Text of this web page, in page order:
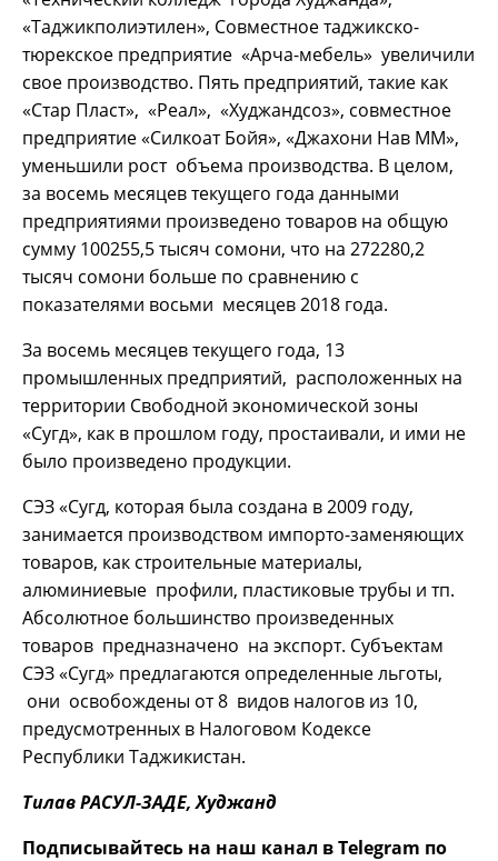
«Таджикполиэтилен», Совместное таджикско-
тюрекское предприятие «Арча-мебель» увеличили
свое производство. Пять предприятий, такие как
«Стар Пласт», «Реал», «Худжандсоз», совместное
предприятие «Силкоат Бойя», «Джахони Нав ММ»,
уменьшили рост объема производства. В целом,
за восемь месяцев текущего года данными
предприятиями произведено товаров на общую
сумму 100255,5 тысяч сомони, что на 272280,2
тысяч сомони больше по сравнению с
показателями восьми месяцев 2018 года.
За восемь месяцев текущего года, 13
промышленных предприятий, расположенных на
территории Свободной экономической зоны
«Сугд», как в прошлом году, простаивали, и ими не
было произведено продукции.
СЭЗ «Сугд, которая была создана в 2009 году,
занимается производством импорто-заменяющих
товаров, как строительные материалы,
алюминиевые профили, пластиковые трубы и тп.
Абсолютное большинство произведенных
товаров предназначено на экспорт. Субъектам
СЭЗ «Сугд» предлагаются определенные льготы,
они освобождены от 8 видов налогов из 10,
предусмотренных в Налоговом Кодексе
Республики Таджикистан.
Тилав РАСУЛ-ЗАДЕ, Худжанд
Подписывайтесь на наш канал в Telegram по